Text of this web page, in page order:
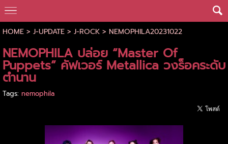
HOME> J-UPDATE> J-ROCK> NEMOPHILA20231022
NEMOPHILA ปล่อย “Master Of
Puppets” คัฟเวอร์ Metallica วงร็อคระดับ
ตำนาน
Tags: nemophila